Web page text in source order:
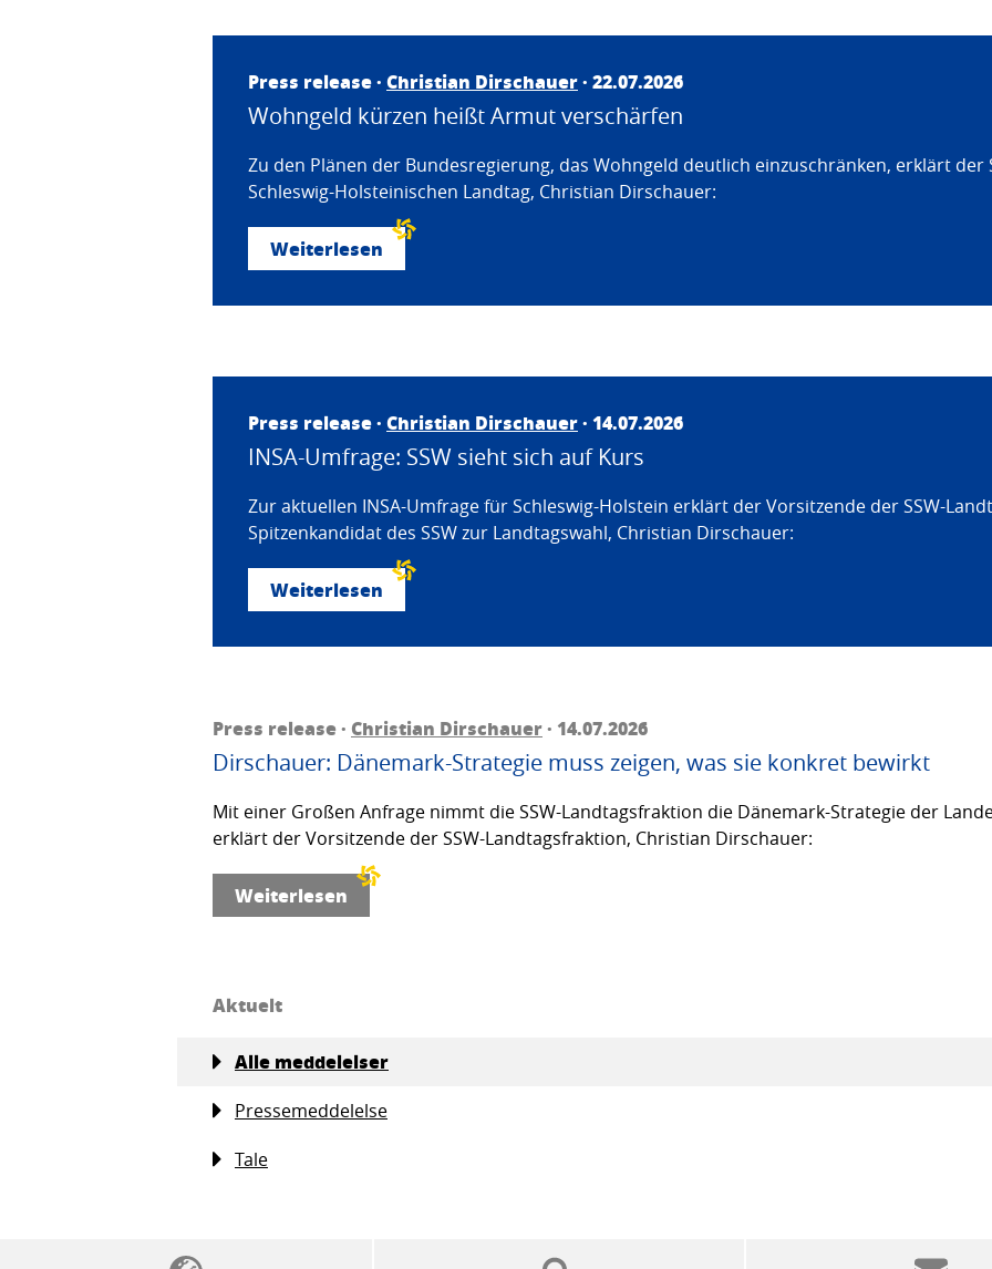
Press release · Christian Dirschauer· 22.07.2026
Wohngeld kürzen heißt Armut verschärfen
Zu den Plänen der Bundesregierung, das Wohngeld deutlich einzuschränken, erklärt der
Schleswig-Holsteinischen Landtag, Christian Dirschauer:
Weiterlesen
Press release · Christian Dirschauer· 14.07.2026
INSA-Umfrage: SSW sieht sich auf Kurs
Zur aktuellen INSA-Umfrage für Schleswig-Holstein erklärt der Vorsitzende der SSW-
Spitzenkandidat des SSW zur Landtagswahl, Christian Dirschauer:
Weiterlesen
Press release · Christian Dirschauer· 14.07.2026
Dirschauer: Dänemark-Strategie muss zeigen, was sie konkret bewirkt
Mit einer Großen Anfrage nimmt die SSW-Landtagsfraktion die Dänemark-Strategie der
erklärt der Vorsitzende der SSW-Landtagsfraktion, Christian Dirschauer:
Weiterlesen
Aktuelt
Alle meddelelser
Pressemeddelelse
Tale